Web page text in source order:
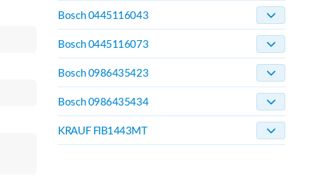
Bosch 0445116043
Bosch 0445116073
Bosch 0986435423
Bosch 0986435434
KRAUF FIB1443MT